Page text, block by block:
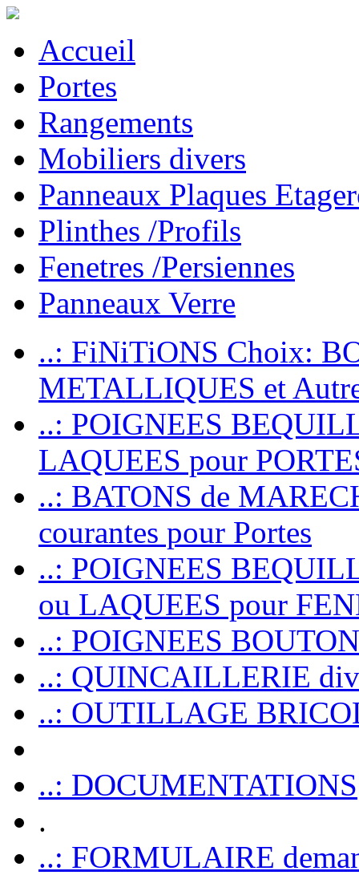
Accueil
Portes
Rangements
Mobiliers divers
Panneaux Plaques
Plinthes /Profils
Fenetres /Persiennes
Panneaux Verre
..: FiNiTiONS Choix:
METALLIQUES et
..: POIGNEES
LAQUEES pour
..: BATONS de
courantes pour Portes
..: POIGNEES
ou LAQUEES pour
..: POIGNEES
..: QUINCAILLERIE
..: OUTILLAGE
..: DOCUMENTATIONS
.
..: FORMULAIRE